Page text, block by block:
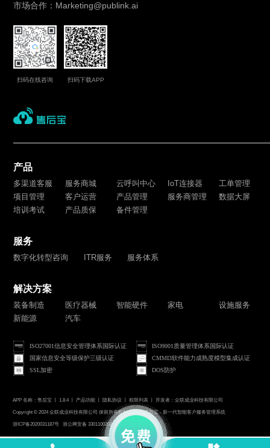
市场合作：Marketing@publink.ai
扫码在线咨询 扫码下载APP
产品
多渠道客服 服务商城 云呼叫中心 IoT连接器
工单管理
项目管理
客户运营 产品管理 服务商管理
数据大屏
培训考试
产品质保 备件管理
服务
数字化转型咨询 ITR服务 服务体系
解决方案
装备制造 医疗器械 智能硬件 家电
设施服务
新能源
汽车
ISO27001信息安全管理体系国际认证
ISO9001质量管理体系国际认证
国家信息安全等级保护三级认证
CMMI3软件能力成熟度模型集成认证
SSL加密
DOS防护
APP 名称：售后宝 丨 1.8.4 丨 产品功能 隐私协议 权限列表 丨 开发者：众联成业科技有限公司
Copyright © 2024 众联成业科技有限公司 保留所有权利 Publink售后宝 - 新一代智能客户服务管理系统
浙ICP备2020031187号 浙公网安备 33011002015546号